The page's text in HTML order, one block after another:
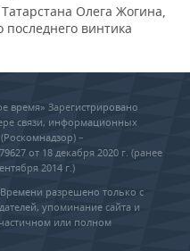
Олега Жогина,
последнего винтика
время» Зарегистрировано
связи, информационных
–
от 18 декабря 2020 г. (ранее
2014 г.)
разрешено только с
упоминание сайта и
или полном